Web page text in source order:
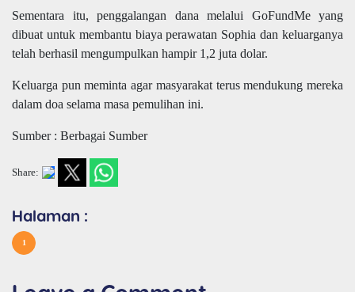
Sementara itu, penggalangan dana melalui GoFundMe yang
dibuat untuk membantu biaya perawatan Sophia dan keluarganya
telah berhasil mengumpulkan hampir 1,2 juta dolar.
Keluarga pun meminta agar masyarakat terus mendukung mereka
dalam doa selama masa pemulihan ini.
Sumber : Berbagai Sumber
Share:
Halaman :
1